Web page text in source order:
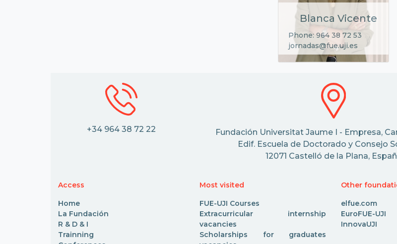
Blanca Vicente
Phone: 964 38 72 53
jornadas@fue.uji.es
+34 964 38 72 22
Fundación Universitat Jaume I - Empresa,
Edif. Escuela de Doctorado y Consejo
12071 Castelló de la Plana,
Access
Home
La Fundación
R & D & I
Trainning
Most visited
FUE-UJI Courses
Extracurricular internship
vacancies
Scholarships for graduates
Other
elfue.com
EuroFUE-UJI
InnovaUJI